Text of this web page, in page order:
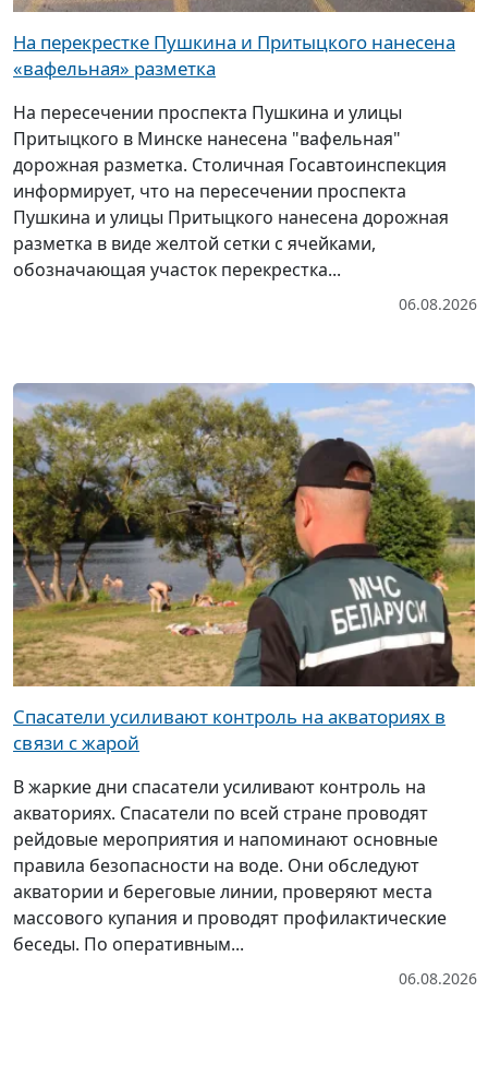
На перекрестке Пушкина и Притыцкого нанесена
«вафельная» разметка
На пересечении проспекта Пушкина и улицы
Притыцкого в Минске нанесена "вафельная"
дорожная разметка. Столичная Госавтоинспекция
информирует, что на пересечении проспекта
Пушкина и улицы Притыцкого нанесена дорожная
разметка в виде желтой сетки с ячейками,
обозначающая участок перекрестка...
06.08.2026
Спасатели усиливают контроль на акваториях в
связи с жарой
В жаркие дни спасатели усиливают контроль на
акваториях. Спасатели по всей стране проводят
рейдовые мероприятия и напоминают основные
правила безопасности на воде. Они обследуют
акватории и береговые линии, проверяют места
массового купания и проводят профилактические
беседы. По оперативным...
06.08.2026